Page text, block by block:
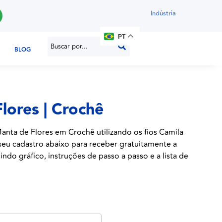
Indústria
BLOG
PT
| Crochê
de Flores em Crochê utilizando os fios Camila
cadastro abaixo para receber gratuitamente a
gráfico, instruções de passo a passo e a lista de